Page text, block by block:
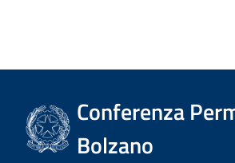
Conferenza
Bolzano